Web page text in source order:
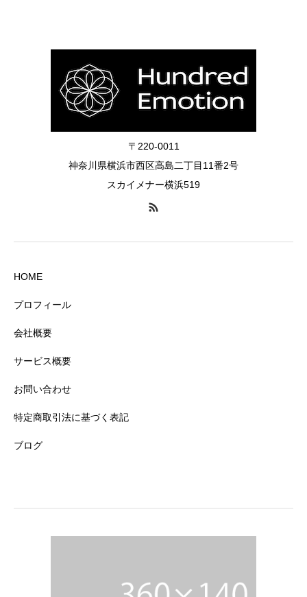
〒220-0011
神奈川県横浜市西区高島二丁目11番2号
スカイメナー横浜519
HOME
プロフィール
会社概要
サービス概要
お問い合わせ
特定商取引法に基づく表記
ブログ